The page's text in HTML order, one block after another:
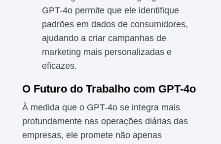
GPT-4o permite que ele identifique
padrões em dados de consumidores,
ajudando a criar campanhas de
marketing mais personalizadas e
eficazes.
O Futuro do Trabalho com GPT-4o
À medida que o GPT-4o se integra mais
profundamente nas operações diárias das
empresas, ele promete não apenas